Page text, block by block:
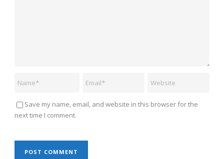
Save my name, email, and website in this browser for the
next time I comment.